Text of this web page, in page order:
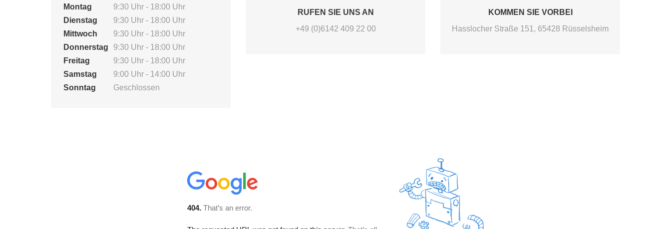
Montag
9:30 Uhr - 18:00 Uhr
Dienstag
9:30 Uhr - 18:00 Uhr
Mittwoch
9:30 Uhr - 18:00 Uhr
Donnerstag
9:30 Uhr - 18:00 Uhr
Freitag
9:30 Uhr - 18:00 Uhr
Samstag
9:00 Uhr - 14:00 Uhr
Sonntag
Geschlossen
RUFEN SIE UNS AN
+49 (0)6142 409 22 00
KOMMEN SIE VORBEI
Hasslocher Straße 151, 65428 Rüsselsheim